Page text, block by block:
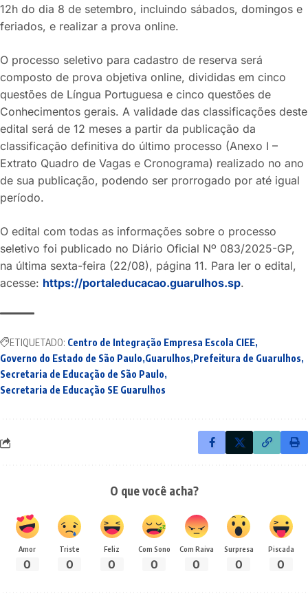
12h do dia 8 de setembro, incluindo sábados, domingos e
feriados, e realizar a prova online.
O processo seletivo para cadastro de reserva será
composto de prova objetiva online, divididas em cinco
questões de Língua Portuguesa e cinco questões de
Conhecimentos gerais. A validade das classificações deste
edital será de 12 meses a partir da publicação da
classificação definitiva do último processo (Anexo I –
Extrato Quadro de Vagas e Cronograma) realizado no ano
de sua publicação, podendo ser prorrogado por até igual
período.
O edital com todas as informações sobre o processo
seletivo foi publicado no Diário Oficial Nº 083/2025-GP,
na última sexta-feira (22/08), página 11. Para ler o edital,
acesse: https://portaleducacao.guarulhos.sp.
ETIQUETADO: Centro de Integração Empresa Escola CIEE
Governo do Estado de São Paulo Guarulhos Prefeitura de Guarulhos
Secretaria de Educação de São Paulo
Secretaria de Educação SE Guarulhos
O que você acha?
Amor
0
Triste
0
Feliz
0
Com Sono
0
Com Raiva
0
Surpresa
0
Piscada
0